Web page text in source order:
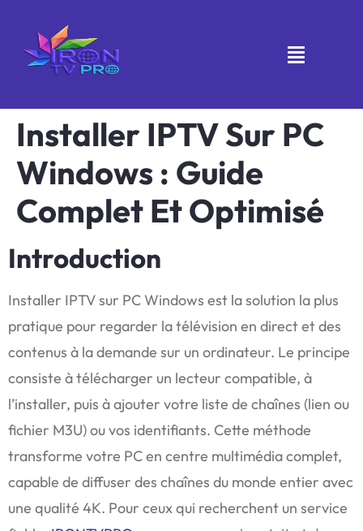
Installer IPTV Sur PC
Windows : Guide
Complet Et Optimisé
Introduction
Installer IPTV sur PC Windows est la solution la plus
pratique pour regarder la télévision en direct et des
contenus à la demande sur un ordinateur. Le principe
consiste à télécharger un lecteur compatible, à
l’installer, puis à ajouter votre liste de chaînes (lien ou
fichier M3U) ou vos identifiants. Cette méthode
transforme votre PC en centre multimédia complet,
capable de diffuser des chaînes du monde entier avec
une qualité 4K. Pour ceux qui recherchent un service